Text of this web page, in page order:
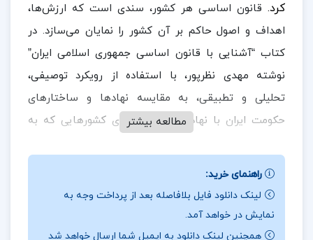
کرد. قانون اساسی هر کشور، سندی است که ارزش‌ها،
اهداف و اصول حاکم بر آن کشور را نمایان می‌سازد. در
کتاب “آشنایی با قانون اساسی جمهوری اسلامی ایران”
نوشته مهدی نظرپور، با استفاده از رویکرد توصیفی،
تحلیلی و تطبیقی، به مقایسه نهادها و ساختارهای
حکومت ایران با نهادها و ساختارهای کشورهایی که به
این کتاب در هشت فصل تنظیم شده و به عنوان نخستین
کتاب درسی در این زمینه تألیف شده است. در فصل‌های
مختلف این کتاب، موضوعات متعددی از جمله تاریخچه
قانون اساسی ایران، نقش نهادهای مختلف در ساختار
مطالعه بیشتر
راهنمای خرید:
لینک دانلود فایل بلافاصله بعد از پرداخت وجه به
نمایش در خواهد آمد.
همچنین لینک دانلود به ایمیل شما ارسال خواهد شد